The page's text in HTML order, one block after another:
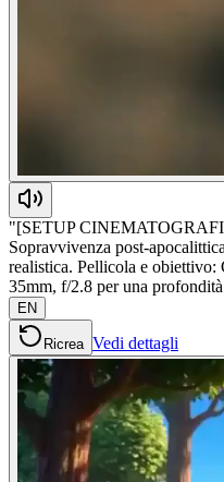
"[SETUP
Sopravvivenza post-
realistica. Pellicola e
35mm, f/2.8 per una
EN
Ricrea Vedi dettagli